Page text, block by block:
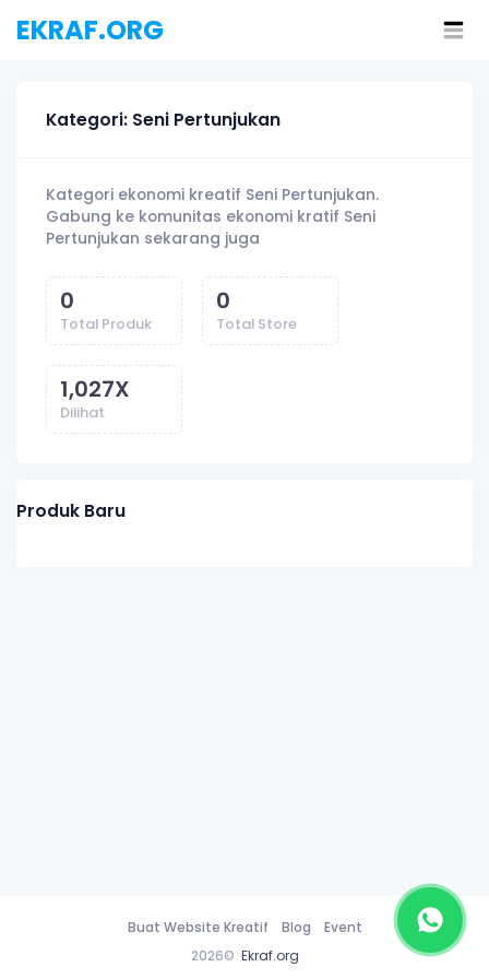
EKRAF.ORG
Kategori: Seni Pertunjukan
Kategori ekonomi kreatif Seni Pertunjukan.
Gabung ke komunitas ekonomi kratif Seni
Pertunjukan sekarang juga
0
Total Produk
0
Total Store
1,027X
Dilihat
Produk Baru
2026© Ekraf.org
Buat Website Kreatif Blog Event